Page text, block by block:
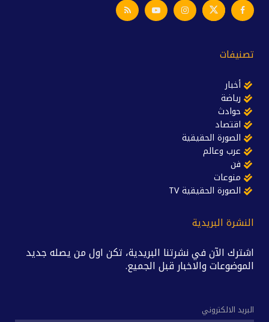
تصنيفات
أخبار
رياضة
حوادث
اقتصاد
الصورة الحقيقية
عرب وعالم
فن
منوعات
الصورة الحقيقية TV
النشرة البريدية
اشترك الآن في نشرتنا البريدية، تكن اول من يصله جديد
الموضوعات والاخبار قبل الجميع.
البريد الالكتروني